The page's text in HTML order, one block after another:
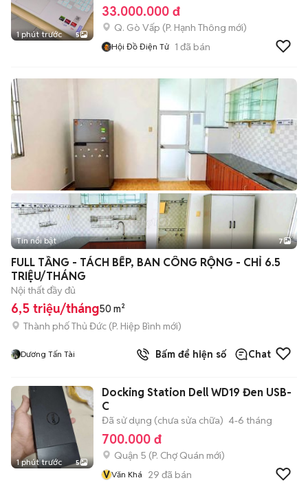
1 phút trước 5
33.000.000 đ
Q. Gò Vấp (P. Hạnh Thông mới)
Hội Đồ Điện Tử 1 đã bán
+2
Tin nổi bật 7
FULL TẦNG - TÁCH BẾP, BAN CÔNG RỘNG - CHỈ 6.5
TRIỆU/THÁNG
Nội thất đầy đủ
6,5 triệu/tháng50 m²
Thành phố Thủ Đức (P. Hiệp Bình mới)
Dương Tấn Tài Bấm để hiện số Chat
1 phút trước 5
Docking Station Dell WD19 Đen USB-
C
Đã sử dụng (chưa sửa chữa) 4-6 tháng
700.000 đ
Quận 5 (P. Chợ Quán mới)
VVăn Khá 29 đã bán